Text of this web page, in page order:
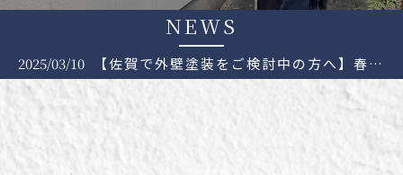
NEWS
2024/12/27 新春初売キャンペーン